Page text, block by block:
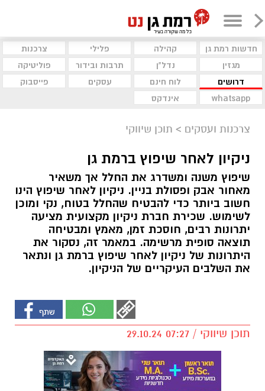
חדשות רמת גן קהילה פלילי
צרכנות
מגזין
נדל"ן תרבות ובידור
פוליטיקה
דרושים
לוח חינם עסקים
פייסבוק
whatsapp
אינדקס
צרכנות ועסקים > תוכן שיווקי
ניקיון לאחר שיפוץ ברמת גן
שיפוץ משנה ומשדרג את החלל אך משאיר
מאחור אבק ופסולת בניין. ניקיון לאחר שיפוץ הינו
חשוב ביותר כדי להבטיח שהחלל בטוח, נקי ומוכן
לשימוש. שכירת חברת ניקיון מקצועית מציעה
יתרונות רבים, חוסכת זמן, מאמץ ומבטיחה
תוצאה סופית מרשימה. במאמר זה, נסקור את
היתרונות של ניקיון לאחר שיפוץ ברמת גן ונתאר
את השלבים העיקריים של הניקיון.
תוכן שיווקי / 07:27 29.10.24